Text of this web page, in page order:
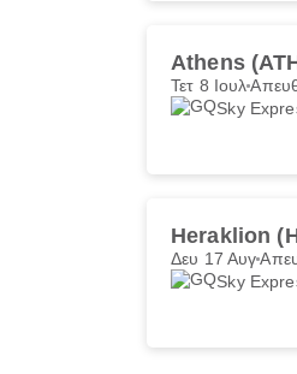
Athens
Τετ 8 Ιουλ
Sky
Heraklion
Δευ 17 Αυγ
Sky